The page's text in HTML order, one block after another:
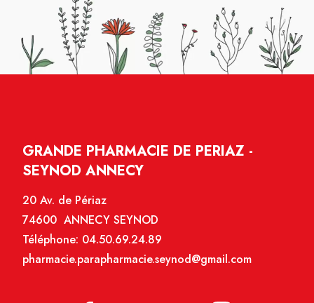
GRANDE PHARMACIE DE PERIAZ -
SEYNOD ANNECY
20 Av. de Périaz
74600 ANNECY SEYNOD
Téléphone: 04.50.69.24.89
pharmacie.parapharmacie.seynod@gmail.com